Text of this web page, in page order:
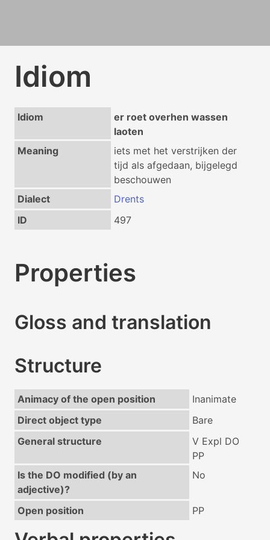
Idiom
Idiom
er roet overhen wassen
laoten
Meaning
iets met het verstrijken der
tijd als afgedaan, bijgelegd
beschouwen
Dialect
Drents
ID
497
Properties
Gloss and translation
Structure
Animacy of the open position
Inanimate
Direct object type
Bare
General structure
V Expl DO
PP
Is the DO modified (by an
adjective)?
No
Open position PP